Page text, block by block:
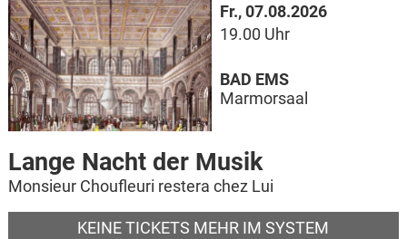
Fr., 07.08.2026
19.00 Uhr
Lange Nacht der Musik
Monsieur Choufleuri restera chez Lui
KEINE TICKETS MEHR IM SYSTEM
BAD EMS
Marmorsaal